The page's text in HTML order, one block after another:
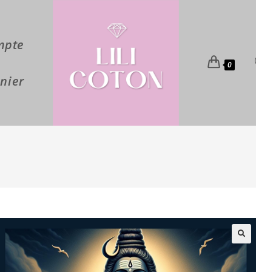
0
🔍